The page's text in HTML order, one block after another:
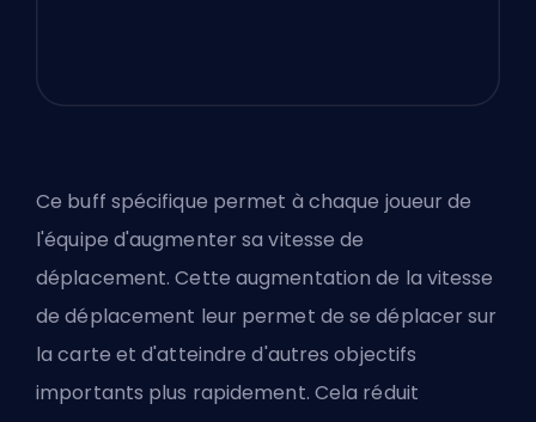
Ce buff spécifique permet à chaque joueur de
l'équipe d'augmenter sa vitesse de
déplacement. Cette augmentation de la vitesse
de déplacement leur permet de se déplacer sur
la carte et d'atteindre d'autres objectifs
importants plus rapidement. Cela réduit